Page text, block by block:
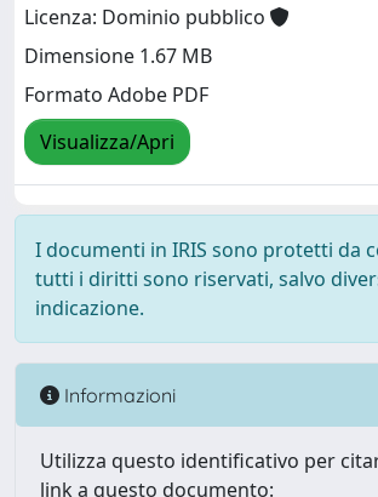
Licenza: Dominio pubblico
Dimensione 1.67 MB
Formato Adobe PDF
Visualizza/Apri
I documenti in IRIS sono protetti da
tutti i diritti sono riservati, salvo
indicazione.
Informazioni
Utilizza questo identificativo per
link a questo documento: